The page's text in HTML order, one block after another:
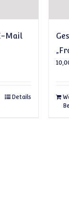
können auf
Mail
weist
Details